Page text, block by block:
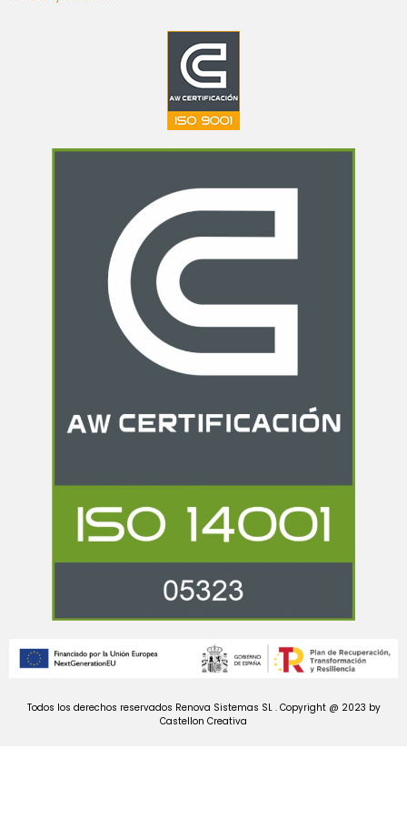
Todos los derechos reservados Renova Sistemas SL . Copyright @ 2023 by
Castellon Creativa